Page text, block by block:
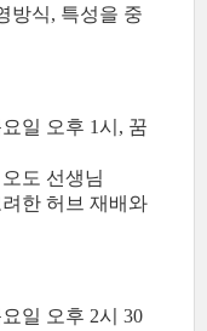
방식, 특성을 중
일 오후 1시, 꿈
도 선생님
한 허브 재배와
일 오후 2시 30